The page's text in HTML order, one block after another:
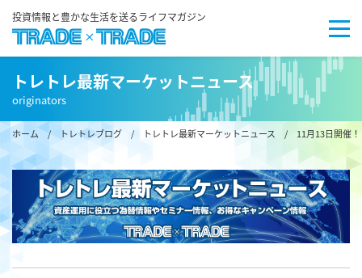
投資情報と豊かな生活を送るライフマガジン
トレトレ最新マーケットニュース
originators
ホーム/ トレトレブログ / トレトレ最新マーケットニュース / 11月13日開催！